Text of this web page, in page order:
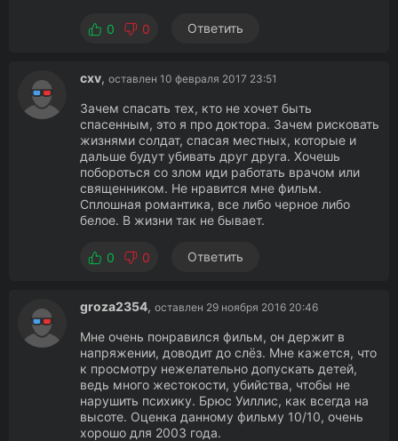
0 0 Ответить
cxv, оставлен 10 февраля 2017 23:51
Зачем спасать тех, кто не хочет быть
спасенным, это я про доктора. Зачем рисковать
жизнями солдат, спасая местных, которые и
дальше будут убивать друг друга. Хочешь
побороться со злом иди работать врачом или
священником. Не нравится мне фильм.
Сплошная романтика, все либо черное либо
белое. В жизни так не бывает.
0 0 Ответить
groza2354, оставлен 29 ноября 2016 20:46
Мне очень понравился фильм, он держит в
напряжении, доводит до слёз. Мне кажется, что
к просмотру нежелательно допускать детей,
ведь много жестокости, убийства, чтобы не
нарушить психику. Брюс Уиллис, как всегда на
высоте. Оценка данному фильму 10/10, очень
хорошо для 2003 года.